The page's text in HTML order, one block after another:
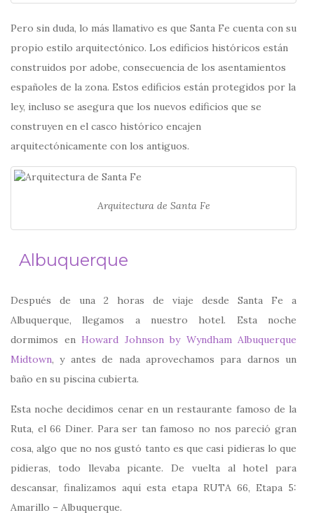
Pero sin duda, lo más llamativo es que Santa Fe cuenta con su
propio estilo arquitectónico. Los edificios históricos están
construidos por adobe, consecuencia de los asentamientos
españoles de la zona. Estos edificios están protegidos por la
ley, incluso se asegura que los nuevos edificios que se
construyen en el casco histórico encajen
arquitectónicamente con los antiguos.
Arquitectura de Santa Fe
Albuquerque
Después de una 2 horas de viaje desde Santa Fe a
Albuquerque, llegamos a nuestro hotel. Esta noche
dormimos en Howard Johnson by Wyndham Albuquerque
Midtown, y antes de nada aprovechamos para darnos un
baño en su piscina cubierta.
Esta noche decidimos cenar en un restaurante famoso de la
Ruta, el 66 Diner. Para ser tan famoso no nos pareció gran
cosa, algo que no nos gustó tanto es que casi pidieras lo que
pidieras, todo llevaba picante. De vuelta al hotel para
descansar, finalizamos aquí esta etapa RUTA 66, Etapa 5:
Amarillo – Albuquerque.